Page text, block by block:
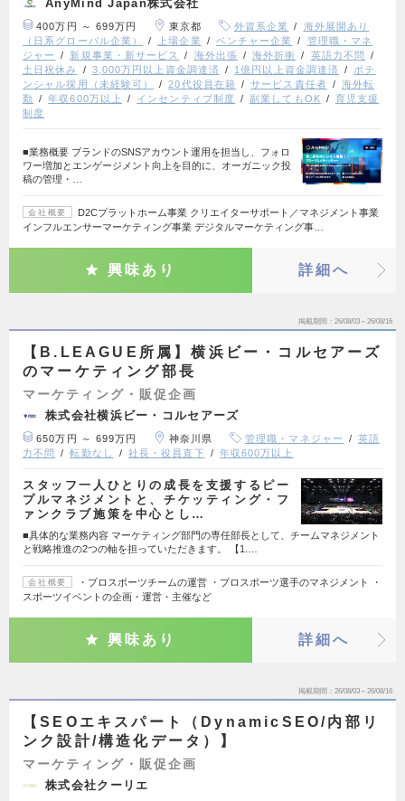
AnyMind Japan株式会社
400万円 ～ 699万円 東京都 外資系企業
海外展開あり
（日系グローバル企業）
上場企業 ベンチャー企業
管理職・マネ
ジャー
新規事業・新サービス 海外出張 海外折衝
英語力不問
土日祝休み
3,000万円以上資金調達済 1億円以上資金調達済
ポテ
ンシャル採用（未経験可）
20代役員在籍 サービス責任者
海外転
勤
年収600万以上 インセンティブ制度 副業してもOK
育児支援
制度
■業務概要 ブランドのSNSアカウント運用を担当し、フォロ
ワー増加とエンゲージメント向上を目的に、オーガニック投
稿の管理・…
会社概要
D2Cプラットホーム事業 クリエイターサポート／マネジメント事業
インフルエンサーマーケティング事業 デジタルマーケティング事…
興味あり 詳細へ
掲載期間 26/08/03～26/08/16
【B.LEAGUE所属】横浜ビー・コルセアーズ
のマーケティング部長
マーケティング・販促企画
株式会社横浜ビー・コルセアーズ
650万円 ～ 699万円 神奈川県 管理職・マネジャー
英語
力不問
転勤なし 社長・役員直下 年収600万以上
スタッフ一人ひとりの成長を支援するピー
プルマネジメントと、チケッティング・フ
ァンクラブ施策を中心とし…
■具体的な業務内容 マーケティング部門の専任部長として、チームマネジメント
と戦略推進の2つの軸を担っていただきます。 【1.…
会社概要
・プロスポーツチームの運営 ・プロスポーツ選手のマネジメント ・
スポーツイベントの企画・運営・主催など
興味あり 詳細へ
掲載期間 26/08/03～26/08/16
【SEOエキスパート（DynamicSEO/内部リ
ンク設計/構造化データ）】
マーケティング・販促企画
株式会社クーリエ